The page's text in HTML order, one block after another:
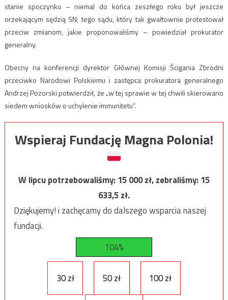
stanie spoczynku – niemal do końca zeszłego roku był jeszcze
orzekającym sędzią SN; tego sądu, który tak gwałtownie protestował
przeciw zmianom, jakie proponowaliśmy – powiedział prokurator
generalny.
Obecny na konferencji dyrektor Głównej Komisji Ścigania Zbrodni
przeciwko Narodowi Polskiemu i zastępca prokuratora generalnego
Andrzej Pozorski potwierdził, że „w tej sprawie w tej chwili skierowano
siedem wniosków o uchylenie immunitetu”.
Wspieraj Fundację Magna Polonia!
W lipcu potrzebowaliśmy:15 000zł, zebraliśmy:15
633,5zł.
Dziękujemy! i zachęcamy do dalszego wsparcia naszej
fundacji.
104%
30 zł 50 zł 100 zł